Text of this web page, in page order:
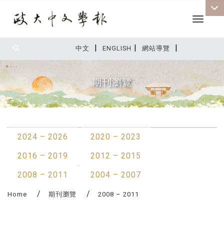
中文 | ENGLISH | 網站導覽 |
Toggle
期刊瀏覽
2024 – 2026
2020 – 2023
2016 – 2019
2012 – 2015
2008 – 2011
2004 – 2007
Home 期刊瀏覽 2008 – 2011